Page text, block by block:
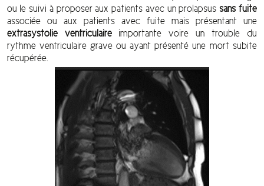
ou le suivi à proposer aux patients avec un prolapsus sans fuite
associée ou aux patients avec fuite mais présentant une
extrasystolie ventriculaireimportante voire un trouble du
rythme ventriculaire grave ou ayant présenté une mort subite
récupérée.